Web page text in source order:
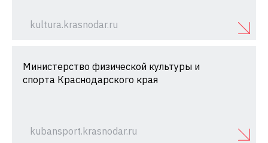
kultura.krasnodar.ru
Министерство физической культуры и
спорта Краснодарского края
kubansport.krasnodar.ru